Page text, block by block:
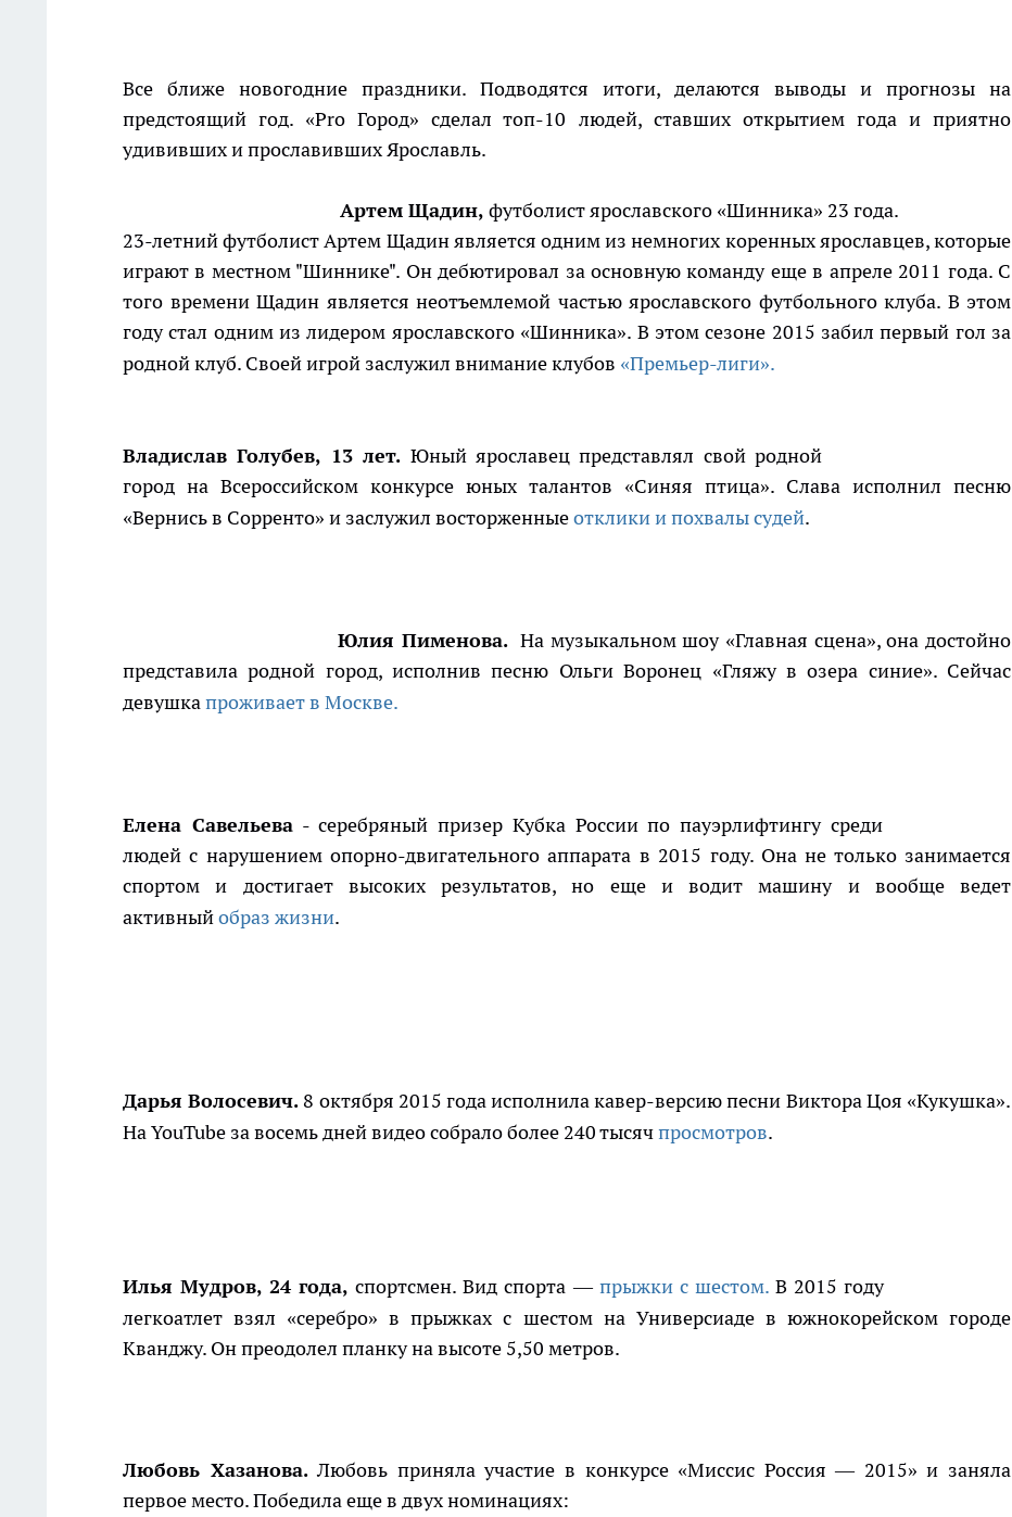
Все ближе новогодние праздники. Подводятся итоги, делаются выводы и прогнозы на
предстоящий год. «Pro Город» сделал топ-10 людей, ставших открытием года и приятно
удививших и прославивших Ярославль.
Артем Щадин, футболист ярославского «Шинника» 23 года.
23-летний футболист Артем Щадин является одним из немногих коренных ярославцев, которые
играют в местном "Шиннике". Он дебютировал за основную команду еще в апреле 2011 года. С
того времени Щадин является неотъемлемой частью ярославского футбольного клуба. В этом
году стал одним из лидером ярославского «Шинника». В этом сезоне 2015 забил первый гол за
родной клуб. Своей игрой заслужил внимание клубов «Премьер-лиги».
Владислав Голубев, 13 лет. Юный ярославец представлял свой родной
город на Всероссийском конкурсе юных талантов «Синяя птица». Слава исполнил песню
«Вернись в Сорренто» и заслужил восторженныеотклики и похвалы судей.
Юлия Пименова.На музыкальном шоу «Главная сцена», она достойно
представила родной город, исполнив песню Ольги Воронец «Гляжу в озера синие». Сейчас
девушкапроживает в Москве.
Елена Савельева- серебряный призер Кубка России по пауэрлифтингу среди
людей с нарушением опорно-двигательного аппарата в 2015 году. Она не только занимается
спортом и достигает высоких результатов, но еще и водит машину и вообще ведет
активныйобраз жизни.
Дарья Волосевич. 8 октября 2015 года исполнила кавер-версию песни Виктора Цоя «Кукушка».
На YouTube за восемь дней видео собрало более 240 тысячпросмотров.
Илья Мудров, 24 года, спортсмен. Вид спорта — прыжки с шестом.В 2015 году
легкоатлет взял «серебро» в прыжках с шестом на Универсиаде в южнокорейском городе
Кванджу. Он преодолел планку на высоте 5,50 метров.
Любовь Хазанова.Любовь приняла участие в конкурсе «Миссис Россия — 2015» и заняла
первое место. Победила еще в двух номинациях: